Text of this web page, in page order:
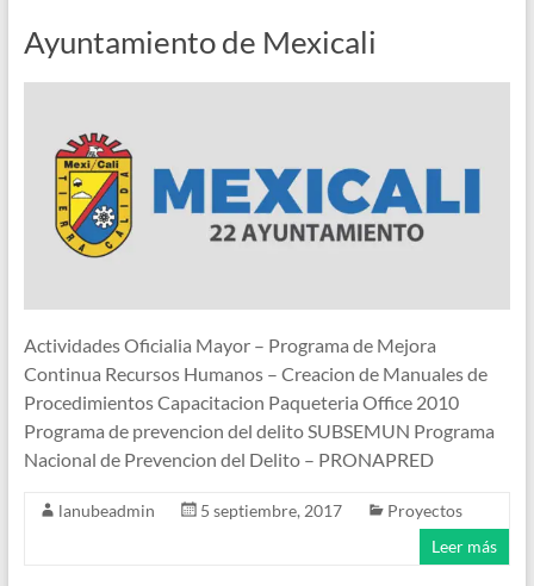
Ayuntamiento de Mexicali
Actividades Oficialia Mayor – Programa de Mejora
Continua Recursos Humanos – Creacion de Manuales de
Procedimientos Capacitacion Paqueteria Office 2010
Programa de prevencion del delito SUBSEMUN Programa
Nacional de Prevencion del Delito – PRONAPRED
lanubeadmin 5 septiembre, 2017
Proyectos
Leer más